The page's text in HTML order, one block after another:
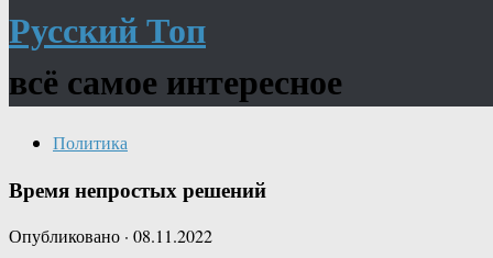
Русский Топ
всё самое интересное
Политика
Время непростых решений
Опубликовано · 08.11.2022